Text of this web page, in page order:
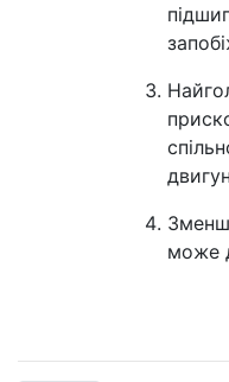
може